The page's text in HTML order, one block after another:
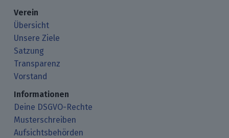
Verein
Übersicht
Unsere Ziele
Satzung
Transparenz
Vorstand
Informationen
Deine DSGVO-Rechte
Musterschreiben
Aufsichtsbehörden